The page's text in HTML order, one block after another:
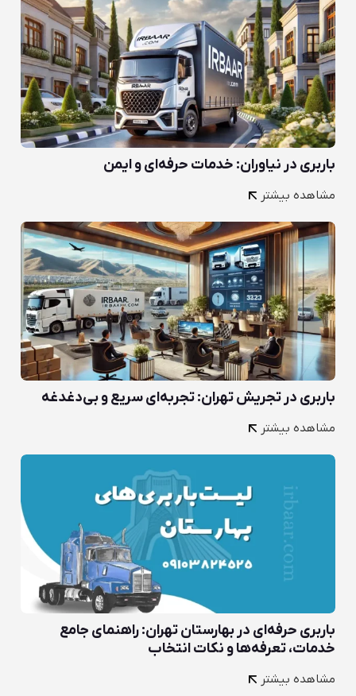
باربری در نیاوران: خدمات حرفه‌ای و ایمن
مشاهده بیشتر
باربری در تجریش تهران: تجربه‌ای سریع و بی‌دغدغه
مشاهده بیشتر
باربری حرفه‌ای در بهارستان تهران: راهنمای جامع
خدمات، تعرفه‌ها و نکات انتخاب
مشاهده بیشتر